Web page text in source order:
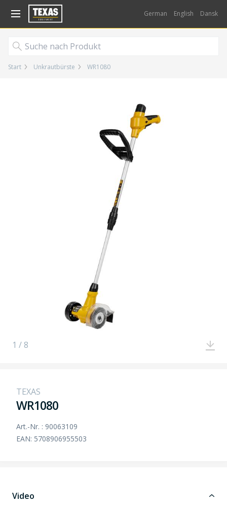
German English Dansk
Gå til kurv (
Start Unkrautbürste WR1080
1 / 8
TEXAS
WR1080
Art.-Nr. : 90063109
EAN: 5708906955503
Video